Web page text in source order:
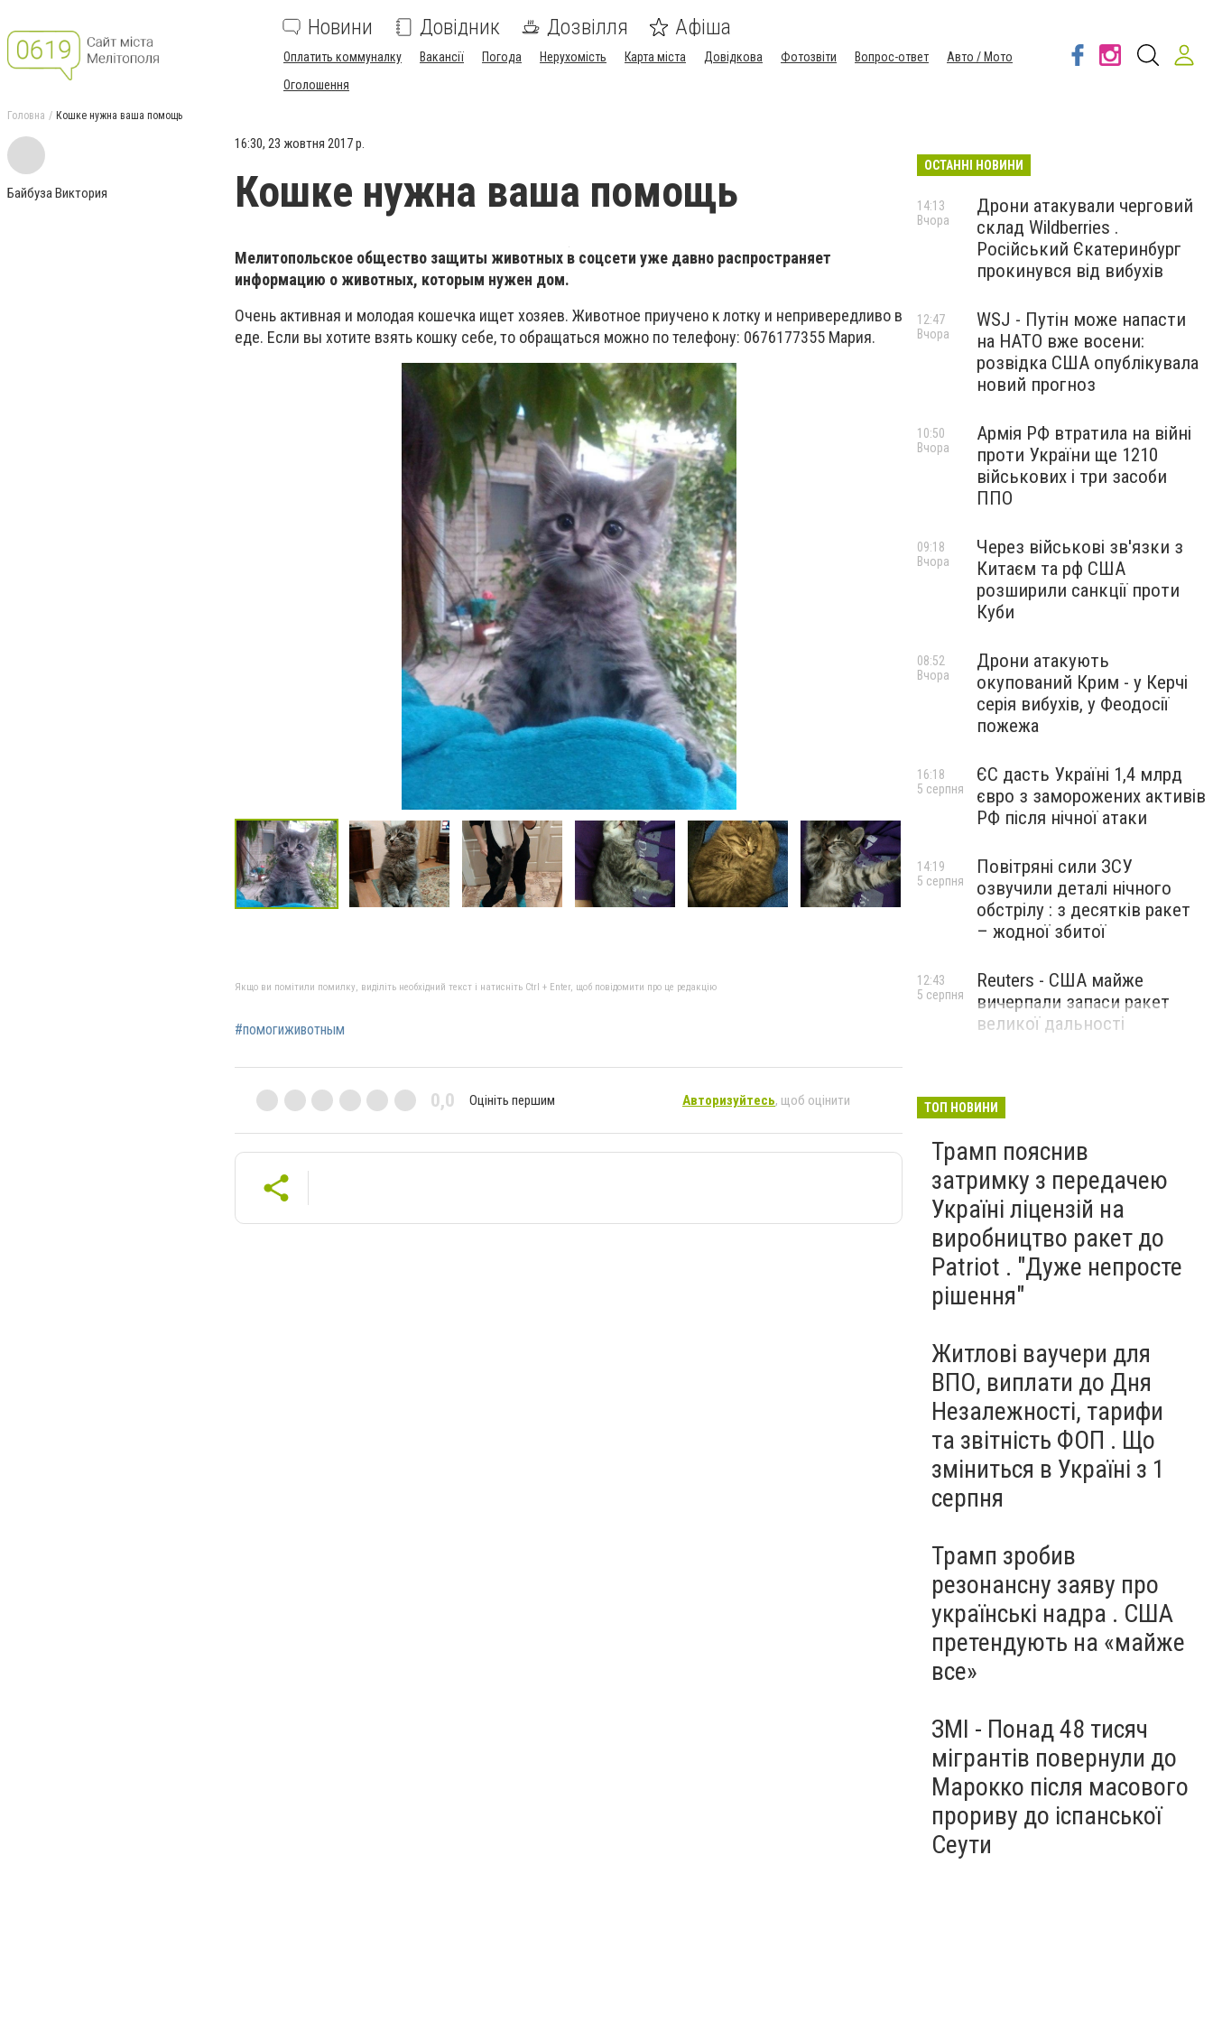
Новини Довідник Дозвілля Афіша
Оплатить коммуналку Вакансії Погода Нерухомість Карта міста Довідкова Фотозвіти Вопрос-ответ
Авто / Мото
Оголошення
Головна Кошке нужна ваша помощь
Байбуза Виктория
16:30, 23 жовтня 2017 р.
Кошке нужна ваша помощь
Мелитопольское общество защиты животных в соцсети уже давно распространяет
информацию о животных, которым нужен дом.
Очень активная и молодая кошечка ищет хозяев. Животное приучено к лотку и непривередливо в
еде. Если вы хотите взять кошку себе, то обращаться можно по телефону: 0676177355 Мария.
Якщо ви помітили помилку, виділіть необхідний текст і натисніть Ctrl + Enter, щоб повідомити про це редакцію
#помогиживотным
0,0 Оцініть першим Авторизуйтесь, щоб оцінити
ОСТАННІ НОВИНИ
Дрони атакували черговий
склад Wildberries .
Російський Єкатеринбург
прокинувся від вибухів
14:13
Вчора
WSJ - Путін може напасти
на НАТО вже восени:
розвідка США опублікувала
новий прогноз
12:47
Вчора
Армія РФ втратила на війні
проти України ще 1210
військових і три засоби
ППО
10:50
Вчора
Через військові зв'язки з
Китаєм та рф США
розширили санкції проти
Куби
09:18
Вчора
Дрони атакують
окупований Крим - у Керчі
серія вибухів, у Феодосії
пожежа
08:52
Вчора
ЄС дасть Україні 1,4 млрд
євро з заморожених активів
РФ після нічної атаки
16:18
5 серпня
Повітряні сили ЗСУ
озвучили деталі нічного
обстрілу : з десятків ракет
– жодної збитої
14:19
5 серпня
Reuters - США майже
вичерпали запаси ракет
великої дальності
12:43
5 серпня
ТОП НОВИНИ
Трамп пояснив
затримку з передачею
Україні ліцензій на
виробництво ракет до
Patriot . "Дуже непросте
рішення"
Житлові ваучери для
ВПО, виплати до Дня
Незалежності, тарифи
та звітність ФОП . Що
зміниться в Україні з 1
серпня
Трамп зробив
резонансну заяву про
українські надра . США
претендують на «майже
все»
ЗМІ - Понад 48 тисяч
мігрантів повернули до
Марокко після масового
прориву до іспанської
Сеути